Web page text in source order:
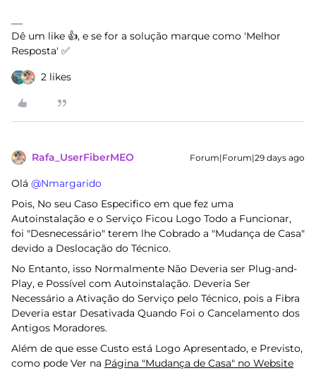
Dê um like 👍, e se for a solução marque como 'Melhor
Resposta' ✅
2 likes
Rafa_UserFiberMEO Forum|Forum|29 days ago
Olá ​ @Nmargarido
Pois, No seu Caso Especifico em que fez uma
Autoinstalação e o Serviço Ficou Logo Todo a Funcionar,
foi "Desnecessário" terem lhe Cobrado a "Mudança de Casa"
devido a Deslocação do Técnico.
No Entanto, isso Normalmente Não Deveria ser Plug-and-
Play, e Possível com Autoinstalação. Deveria Ser
Necessário a Ativação do Serviço pelo Técnico, pois a Fibra
Deveria estar Desativada Quando Foi o Cancelamento dos
Antigos Moradores.
Além de que esse Custo está Logo Apresentado, e Previsto,
como pode Ver na Página "Mudança de Casa" no Website